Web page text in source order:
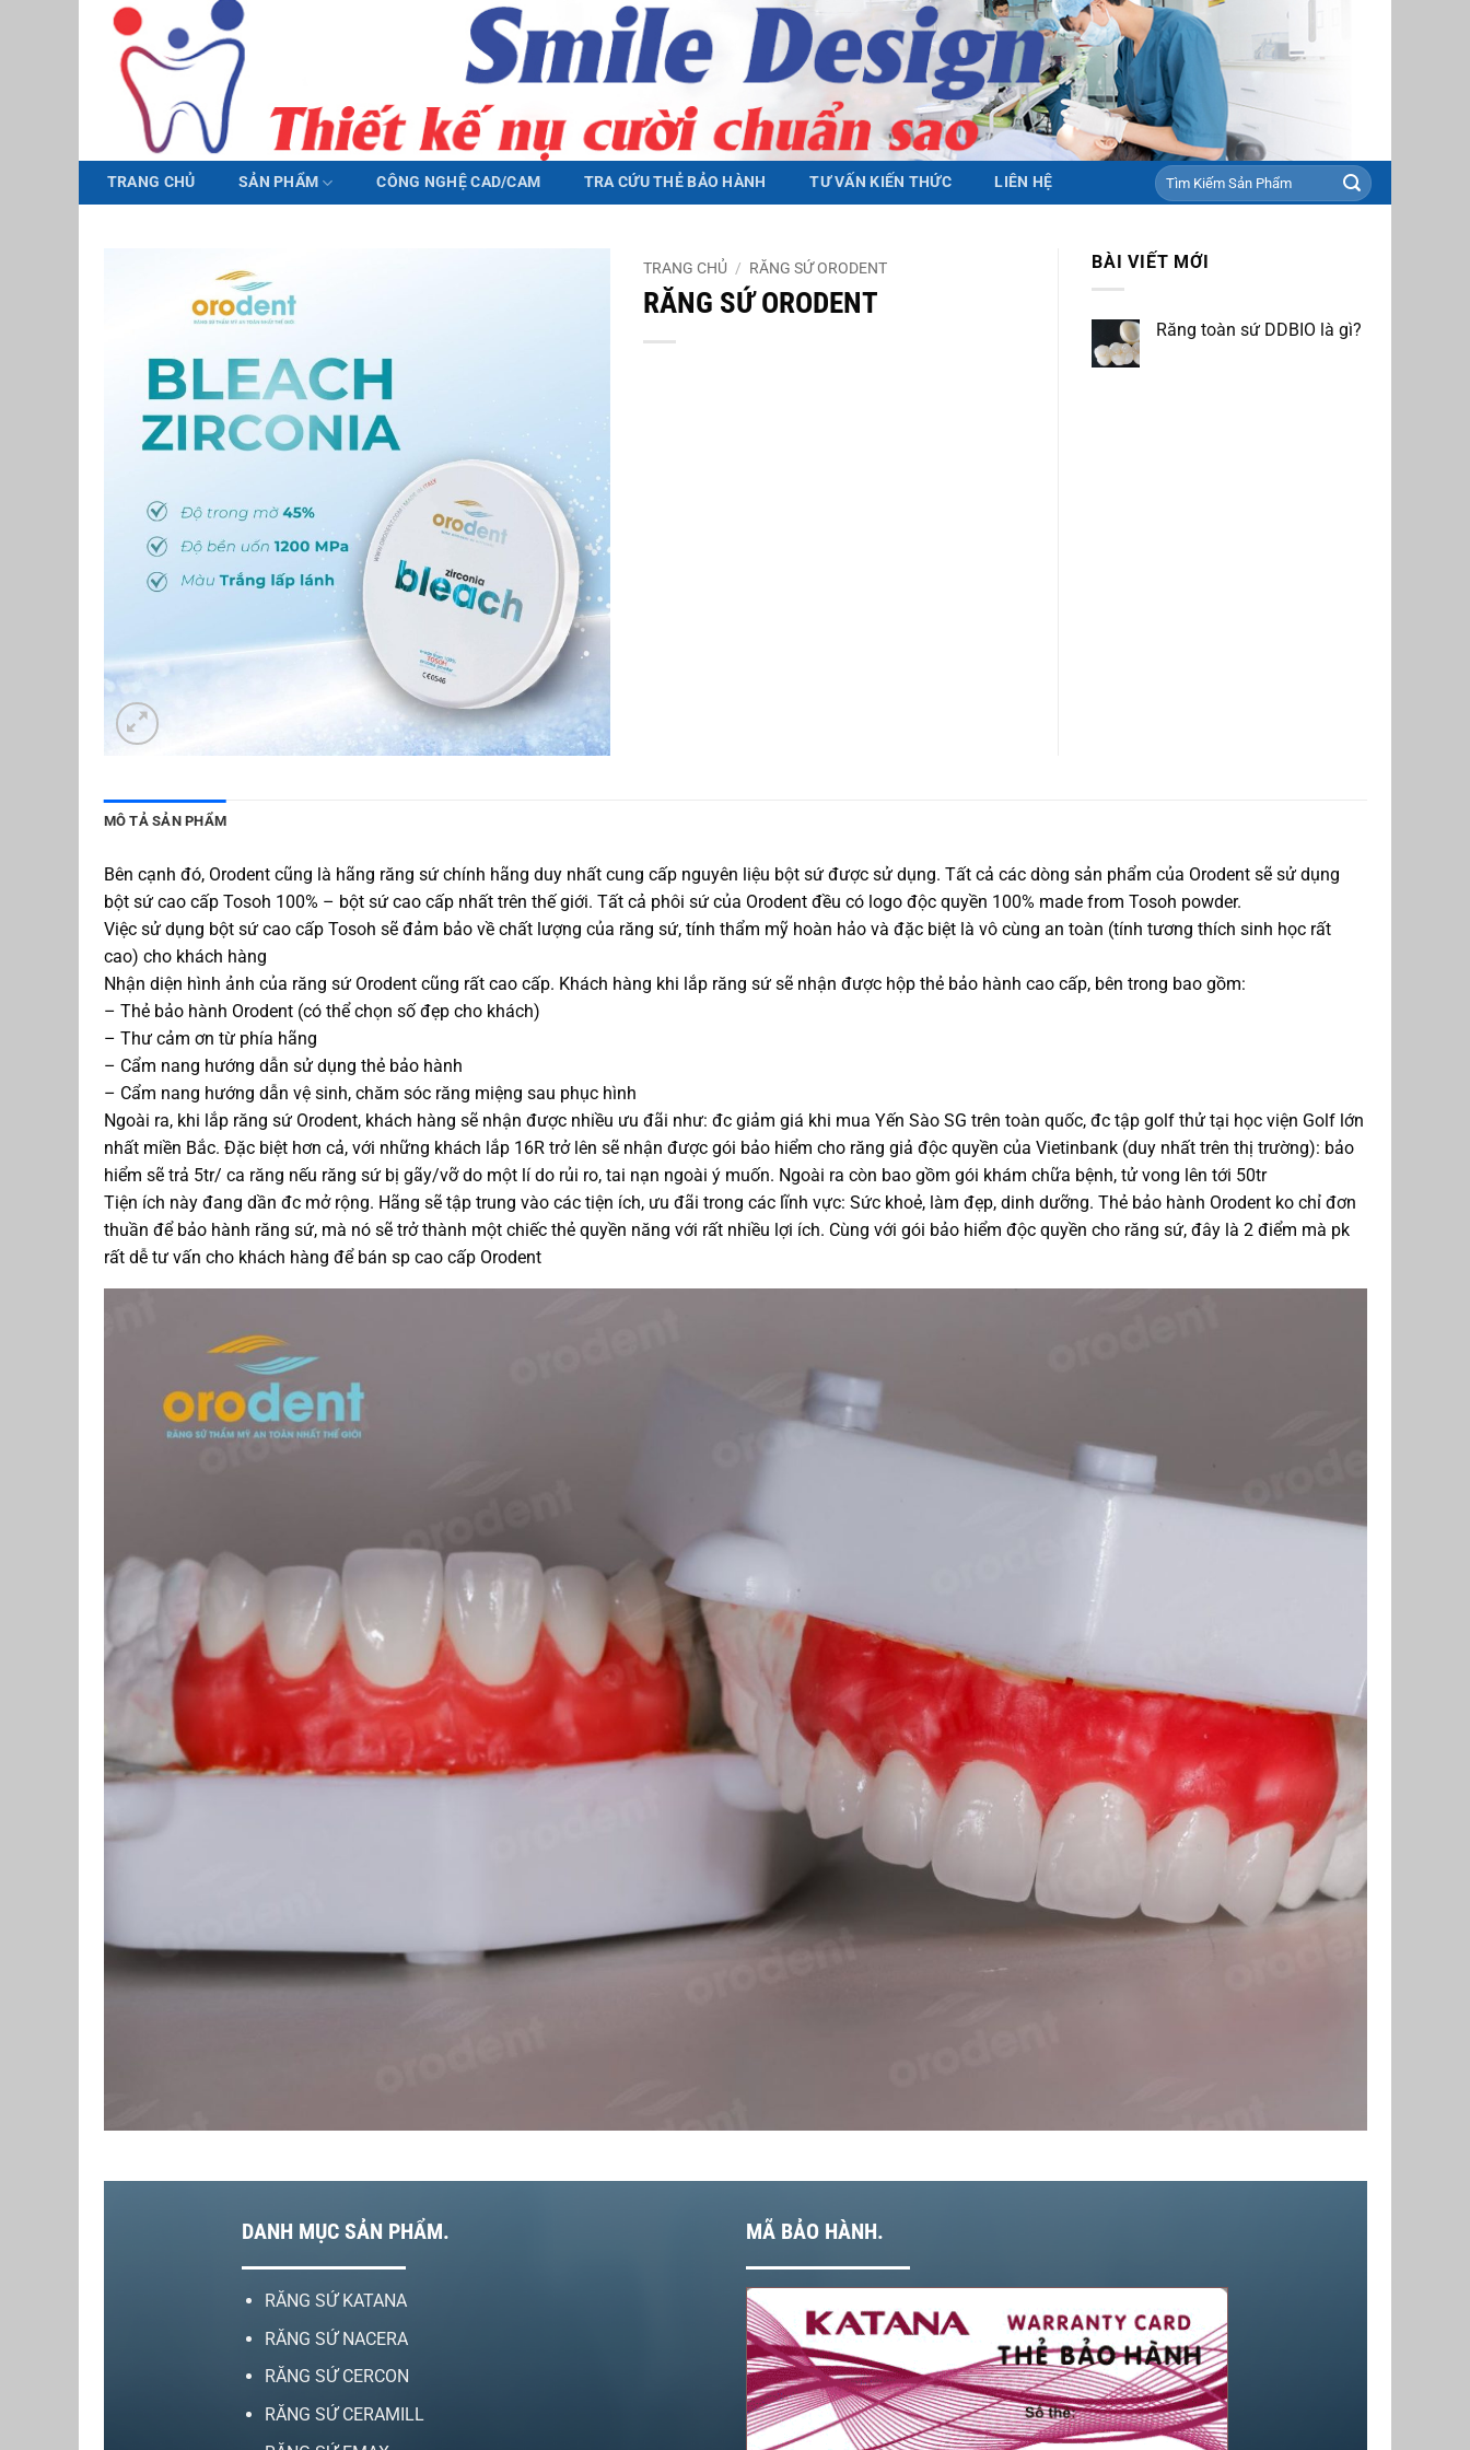
TRANG CHỦ SẢN PHẨM CÔNG NGHỆ CAD/CAM TRA CỨU THẺ BẢO HÀNH TƯ VẤN KIẾN THỨC LIÊN HỆ
Tìm
kiếm:
TRANG CHỦ / RĂNG SỨ ORODENT
RĂNG SỨ ORODENT
BÀI VIẾT MỚI
Răng toàn sứ DDBIO là gì?
MÔ TẢ SẢN PHẨM
Bên cạnh đó, Orodent cũng là hãng răng sứ chính hãng duy nhất cung cấp nguyên liệu bột sứ được sử dụng. Tất cả các dòng sản phẩm của Orodent sẽ sử dụng
bột sứ cao cấp Tosoh 100% – bột sứ cao cấp nhất trên thế giới. Tất cả phôi sứ của Orodent đều có logo độc quyền 100% made from Tosoh powder.
Việc sử dụng bột sứ cao cấp Tosoh sẽ đảm bảo về chất lượng của răng sứ, tính thẩm mỹ hoàn hảo và đặc biệt là vô cùng an toàn (tính tương thích sinh học rất
cao) cho khách hàng
Nhận diện hình ảnh của răng sứ Orodent cũng rất cao cấp. Khách hàng khi lắp răng sứ sẽ nhận được hộp thẻ bảo hành cao cấp, bên trong bao gồm:
– Thẻ bảo hành Orodent (có thể chọn số đẹp cho khách)
– Thư cảm ơn từ phía hãng
– Cẩm nang hướng dẫn sử dụng thẻ bảo hành
– Cẩm nang hướng dẫn vệ sinh, chăm sóc răng miệng sau phục hình
Ngoài ra, khi lắp răng sứ Orodent, khách hàng sẽ nhận được nhiều ưu đãi như: đc giảm giá khi mua Yến Sào SG trên toàn quốc, đc tập golf thử tại học viện Golf lớn
nhất miền Bắc. Đặc biệt hơn cả, với những khách lắp 16R trở lên sẽ nhận được gói bảo hiểm cho răng giả độc quyền của Vietinbank (duy nhất trên thị trường): bảo
hiểm sẽ trả 5tr/ ca răng nếu răng sứ bị gãy/vỡ do một lí do rủi ro, tai nạn ngoài ý muốn. Ngoài ra còn bao gồm gói khám chữa bệnh, tử vong lên tới 50tr
Tiện ích này đang dần đc mở rộng. Hãng sẽ tập trung vào các tiện ích, ưu đãi trong các lĩnh vực: Sức khoẻ, làm đẹp, dinh dưỡng. Thẻ bảo hành Orodent ko chỉ đơn
thuần để bảo hành răng sứ, mà nó sẽ trở thành một chiếc thẻ quyền năng với rất nhiều lợi ích. Cùng với gói bảo hiểm độc quyền cho răng sứ, đây là 2 điểm mà pk
rất dễ tư vấn cho khách hàng để bán sp cao cấp Orodent
DANH MỤC SẢN PHẨM.
RĂNG SỨ KATANA
RĂNG SỨ NACERA
RĂNG SỨ CERCON
RĂNG SỨ CERAMILL
MÃ BẢO HÀNH.